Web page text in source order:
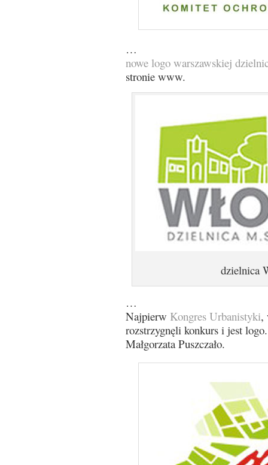
…
nowe logo warszawskiej
stronie www.
dzielnica
…
Najpierw Kongres Urbanistyki,
rozstrzygnęli konkurs i jest
Małgorzata Puszczało.